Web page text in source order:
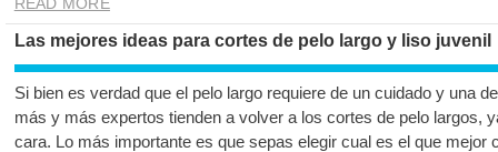
Las mejores ideas para cortes de pelo largo y liso juvenil
Si bien es verdad que el pelo largo requiere de un cuidado y una
más y más expertos tienden a volver a los cortes de pelo largos,
cara. Lo más importante es que sepas elegir cual es el que